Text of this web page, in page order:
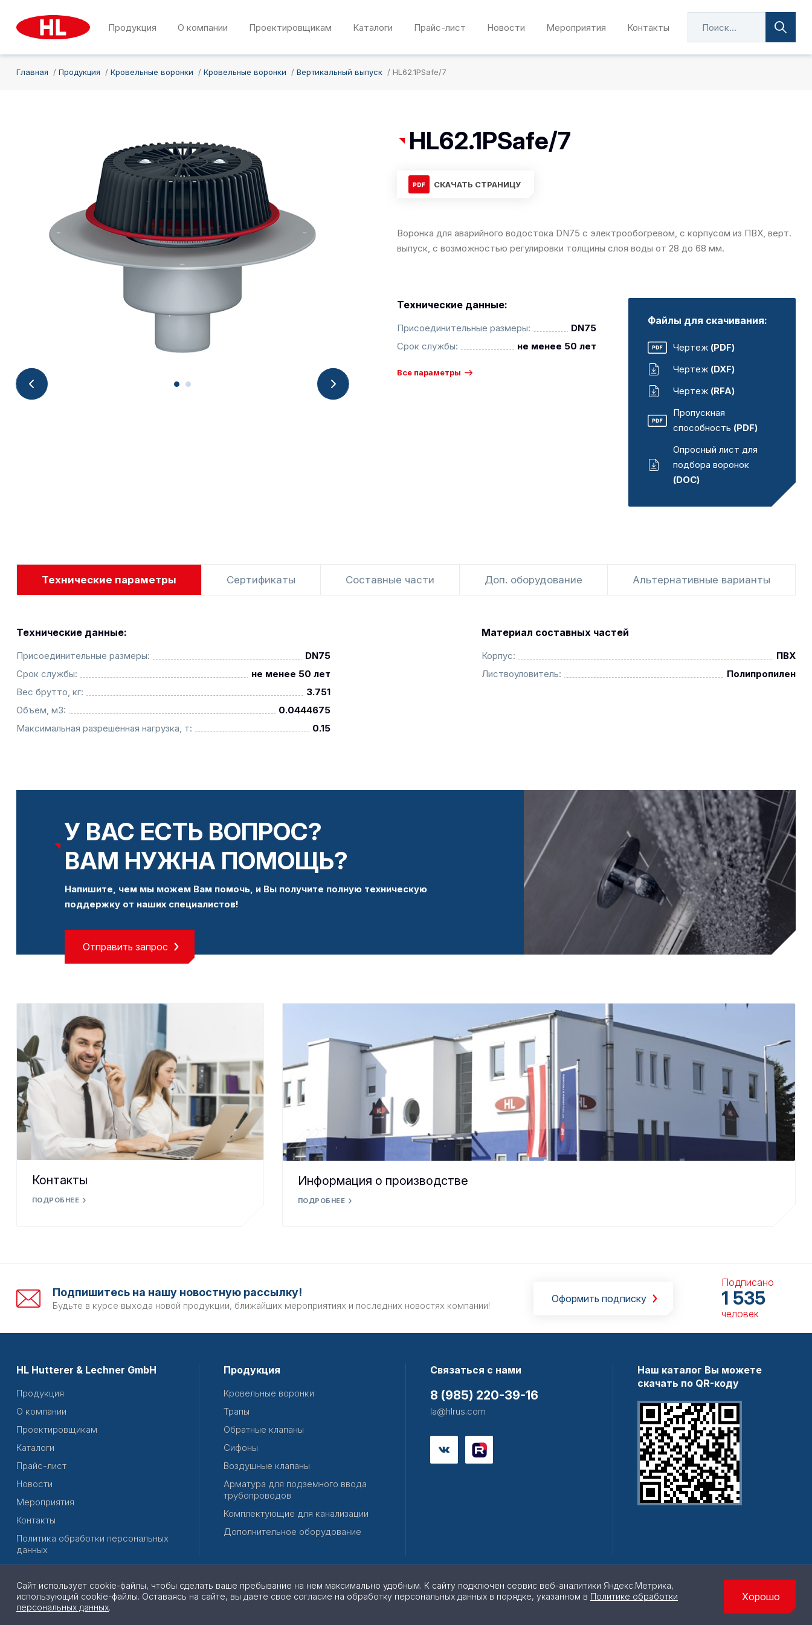
Продукция О компании Проектировщикам Каталоги Прайс-лист Новости Мероприятия Контакты
Главная Продукция Кровельные воронки Кровельные воронки Вертикальный выпуск HL62.1PSafe/7
HL62.1PSafe/7
СКАЧАТЬ СТРАНИЦУ
Воронка для аварийного водостока DN75 с электрообогревом, с корпусом из ПВХ, верт.
выпуск, с возможностью регулировки толщины слоя воды от 28 до 68 мм.
Технические данные:
Присоединительные размеры:
DN75
Срок службы:
не менее 50 лет
Все параметры
Файлы для скачивания:
Чертеж (PDF)
Чертеж (DXF)
Чертеж (RFA)
Пропускная
способность (PDF)
Опросный лист для
подбора воронок
(DOC)
Технические параметры Сертификаты Составные части Доп. оборудование Альтернативные варианты
Технические данные:
Присоединительные размеры:
DN75
Срок службы:
не менее 50 лет
Вес брутто, кг:
3.751
Объем, м3:
0.0444675
Максимальная разрешенная нагрузка, т:
0.15
Материал составных частей
Корпус:
ПВХ
Листвоуловитель:
Полипропилен
У ВАС ЕСТЬ ВОПРОС?
ВАМ НУЖНА ПОМОЩЬ?
Напишите, чем мы можем Вам помочь, и Вы получите полную техническую
поддержку от наших специалистов!
Отправить запрос
Контакты
ПОДРОБНЕЕ
Информация о производстве
ПОДРОБНЕЕ
Подпишитесь на нашу новостную рассылку!
Будьте в курсе выхода новой продукции, ближайших мероприятиях и последних новостях компании!
Оформить подписку
Подписано
1 535
человек
HL Hutterer & Lechner GmbH
Продукция
О компании
Проектировщикам
Каталоги
Прайс-лист
Новости
Мероприятия
Контакты
Политика обработки персональных
данных
Продукция
Кровельные воронки
Трапы
Обратные клапаны
Сифоны
Воздушные клапаны
Арматура для подземного ввода
трубопроводов
Комплектующие для канализации
Дополнительное оборудование
Связаться с нами
8 (985) 220-39-16
la@hlrus.com
Наш каталог Вы можете
скачать по QR-коду
© 2026 | Все права защищены
Сайт использует cookie-файлы, чтобы сделать ваше пребывание на нем максимально удобным. К cайту подключен сервис веб-аналитики Яндекс.Метрика,
использующий cookie-файлы. Оставаясь на сайте, вы даете свое согласие на обработку персональных данных в порядке, указанном в Политике обработки
персональных данных.
Хорошо